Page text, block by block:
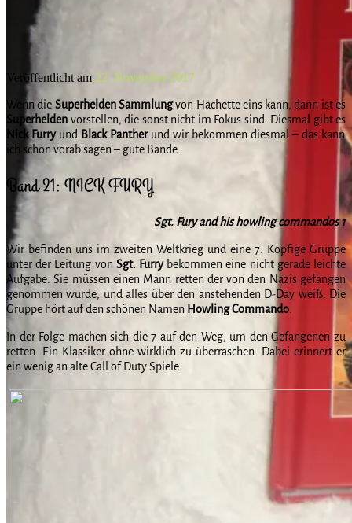
Veröffentlicht am 22. November 2017
Wenn die Superhelden Sammlungvon Hachette eins kann, dann ist es
Superhelden vorstellen, die sonst nicht im Fokus sind. Diesmal gibt es
Nick Furryund Black Pantherund wir bekommen diesmal – das kann
ich schon vorab sagen – gute Bände.
Band 21: NICK FURY
Sgt. Fury and his howling commandos 1
Wir befinden uns im zweiten Weltkrieg und eine 7. Köpfige Gruppe
unter der Leitung von Sgt. Furrybekommen eine nicht gerade leichte
Aufgabe. Sie müssen einen Mann retten der von den Nazis gefangen
genommen wurde, und alles über den anstehenden D-Day weiß. Die
Gruppe hört auf den schönen Namen Howling Commando
In der Folge machen sich die 7 auf den Weg, um den Gefangenen zu
retten. Ein Klassiker ohne wirklich zu überraschen. Dabei erinnert er
ein wenig an alte Call of Duty Spiele.